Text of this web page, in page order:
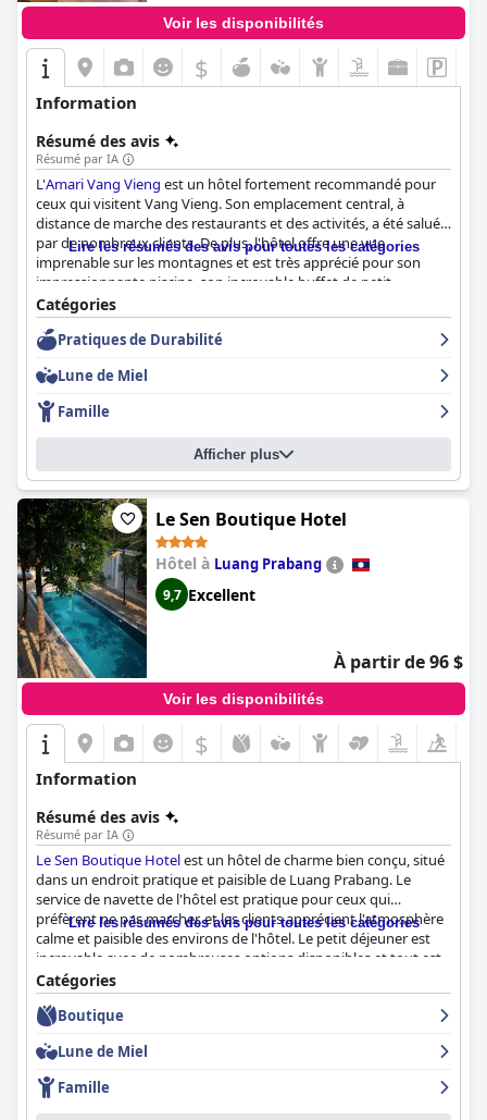
Voir les disponibilités
$
Information
Résumé des avis
Résumé par IA
L'Amari Vang Vieng est un hôtel fortement recommandé pour
ceux qui visitent Vang Vieng. Son emplacement central, à
distance de marche des restaurants et des activités, a été salué
par de nombreux clients. De plus, l'hôtel offre une vue
imprenable sur les montagnes et est très apprécié pour son
impressionnante piscine, son incroyable buffet de petit-
déjeuner et sa propreté exceptionnelle. Les lits confortables
sont également un atout majeur de l'hôtel, les clients vantant le
luxe des draps et des serviettes. Bien que les avis sur le
reçoit des notes élevées de plusieurs clients. Dans l'ensemble,
l'Amari Vang Vieng
recherchent confort, luxe et commodité tout en explorant Vang
Vieng.
Lire les résumés des avis pour toutes les catégories
Catégories
Pratiques de Durabilité
Lune de Miel
Famille
Afficher plus
Le Sen Boutique Hotel
Hôtel à Luang Prabang
9,7 Excellent
À partir de 96 $
Voir les disponibilités
$
Information
Résumé des avis
Résumé par IA
Le Sen Boutique Hotelest un hôtel de charme bien conçu, situé
dans un endroit pratique et paisible de Luang Prabang. Le
service de navette de l'hôtel est pratique pour ceux qui
préfèrent ne pas marcher, et les clients apprécient l'atmosphère
calme et paisible des environs de l'hôtel. Le petit déjeuner est
incroyable avec de nombreuses options disponibles et tout est
cuisiné à la commande. Le restaurant de l'hôtel est fantastique,
avec une excellente cuisine et un service attentif. Les chambres
sont modernes, élégantes et impeccablement propres, avec des
personnel est exceptionnel, sympathique, serviable et
arrangeant. La piscine est rafraîchissante et propre, avec une
ambiance agréable et un excellent service au bord de la piscine.
Les lits sont grands et confortables, offrant un séjour relaxant
Lire les résumés des avis pour toutes les catégories
Catégories
Boutique
Lune de Miel
Famille